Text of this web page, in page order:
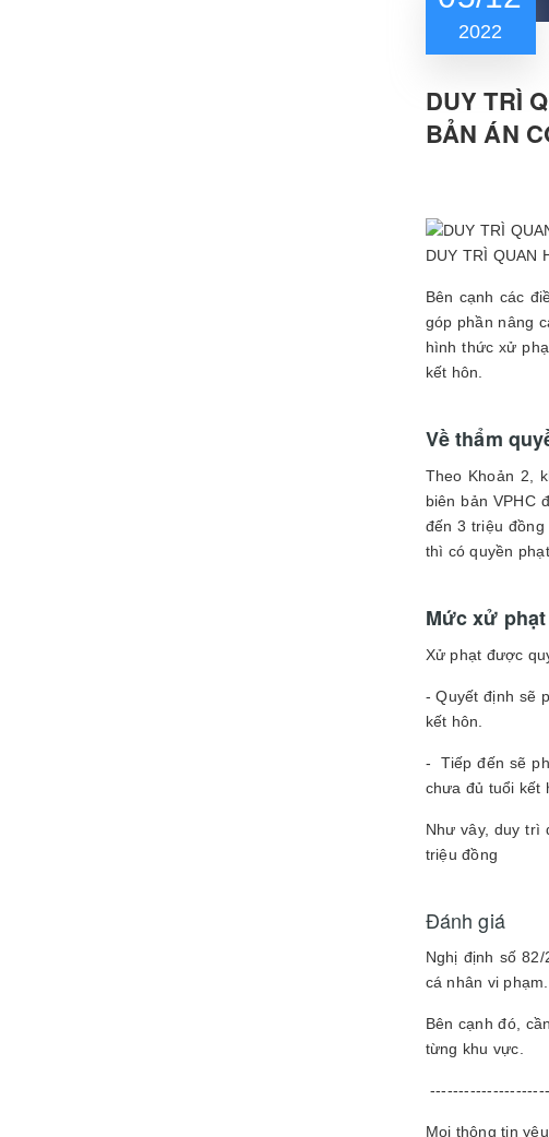
2022
DUY TRÌ
BẢN ÁN
DUY TRÌ QUAN
Bên cạnh các
góp phần nâng
hình thức xử
kết hôn.
Về thẩm
Theo Khoản 2,
biên bản VPHC
đến 3 triệu
thì có quyền
Mức xử
Xử phạt được
- Quyết định sẽ
kết hôn.
- Tiếp đến sẽ
chưa đủ tuổi kết
Như vây, duy trì
triệu đồng
Đánh giá
Nghị định số
cá nhân vi phạm.
Bên cạnh đó,
từng khu vực.
Mọi thông tin